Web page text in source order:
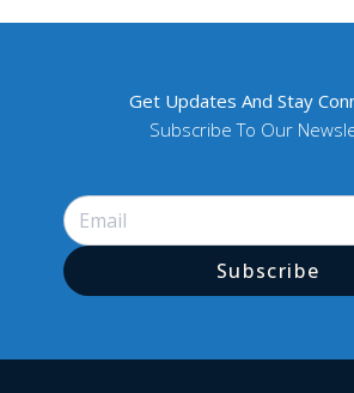
Get Updates And Stay
Subscribe To Our
Subscribe